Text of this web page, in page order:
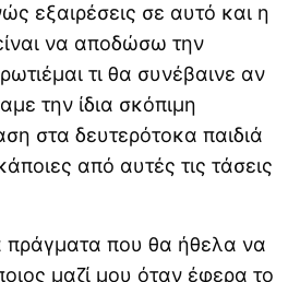
εξαιρέσεις σε αυτό και η
να αποδώσω την
τι θα συνέβαινε αν
την ίδια σκόπιμη
στα δευτερότοκα παιδιά
από αυτές τις τάσεις
πράγματα που θα ήθελα να
μαζί μου όταν έφερα το